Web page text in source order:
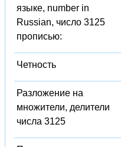
языке, number in
Russian, число 3125
прописью:
Четность
Разложение на
множители, делители
числа 3125